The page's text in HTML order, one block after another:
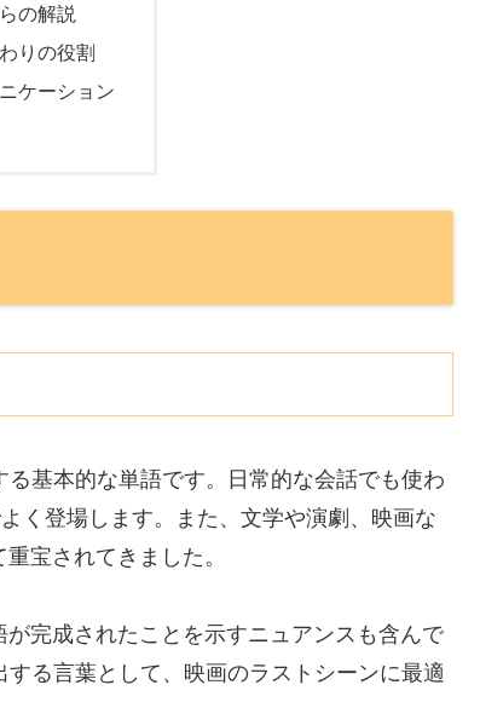
の解説
りの役割
ケーション
る基本的な単語です。日常的な会話でも使わ
く登場します。また、文学や演劇、映画な
宝されてきました。
完成されたことを示すニュアンスも含んで
る言葉として、映画のラストシーンに最適